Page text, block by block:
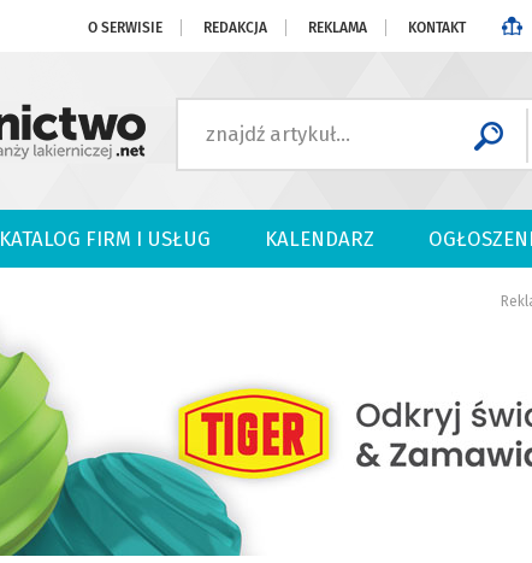
O SERWISIE REDAKCJA REKLAMA KONTAKT
KATALOG FIRM I USŁUG KALENDARZ